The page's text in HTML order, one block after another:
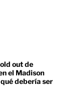
out de
el Madison
debería ser